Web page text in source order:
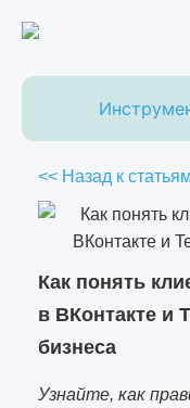
<< Назад к статьям
Как понять
в ВКонтакте и
бизнеса
Узнайте, как